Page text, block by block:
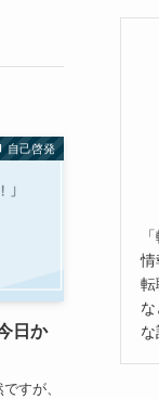
自己啓発
日か
すが、
情
転
な